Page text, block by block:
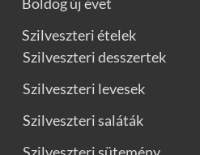
Boldog új évet
Szilveszteri ételek
Szilveszteri desszertek
Szilveszteri levesek
Szilveszteri saláták